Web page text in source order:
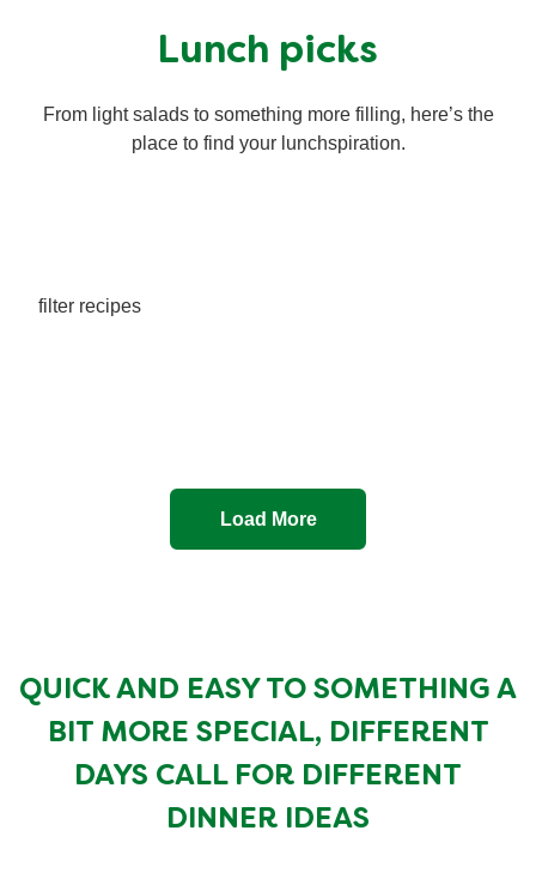
Lunch picks
From light salads to something more filling, here’s the
place to find your lunchspiration.
filter recipes
Load More
QUICK AND EASY TO SOMETHING A
BIT MORE SPECIAL, DIFFERENT
DAYS CALL FOR DIFFERENT
DINNER IDEAS